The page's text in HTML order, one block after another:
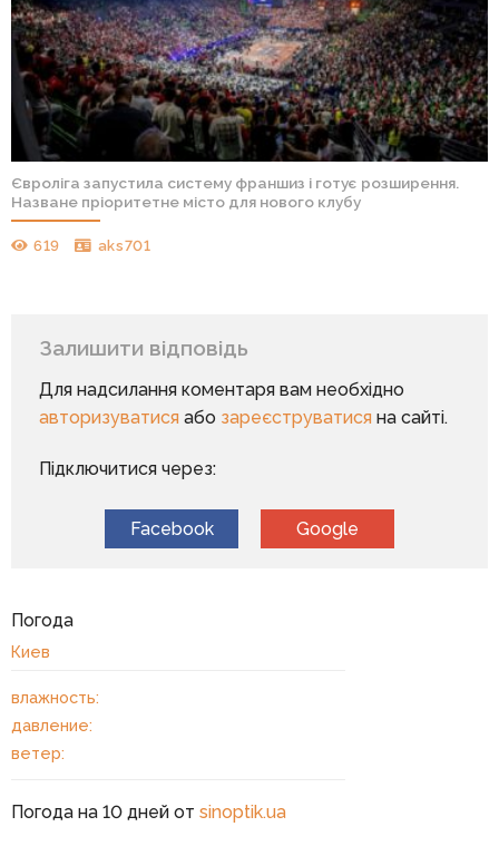
Євроліга запустила систему франшиз і готує розширення.
Назване пріоритетне місто для нового клубу
619 aks701
Залишити відповідь
Для надсилання коментаря вам необхідно
авторизуватисяабо зареєструватисяна сайті.
Підключитися через:
Facebook Google
Погода
Киев
влажность:
давление:
ветер:
Погода на 10 дней от sinoptik.ua